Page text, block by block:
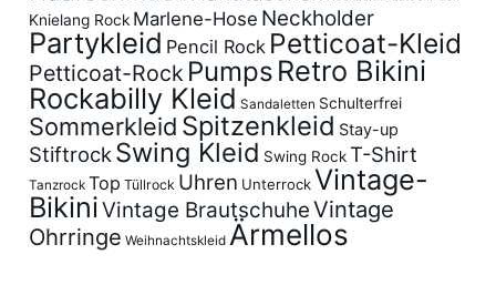
Knielang Rock Marlene-Hose Neckholder
Partykleid Pencil Rock Petticoat-Kleid
Petticoat-Rock Pumps Retro Bikini
Rockabilly Kleid Sandaletten Schulterfrei
Sommerkleid Spitzenkleid Stay-up
Stiftrock Swing Kleid Swing RockT-Shirt
Tanzrock Top Tüllrock Uhren UnterrockVintage-
BikiniVintage BrautschuheVintage
Ohrringe Weihnachtskleid Ärmellos